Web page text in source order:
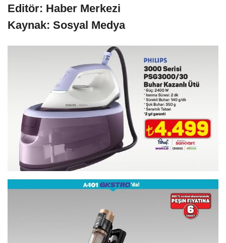
Editör: Haber Merkezi
Kaynak: Sosyal Medya